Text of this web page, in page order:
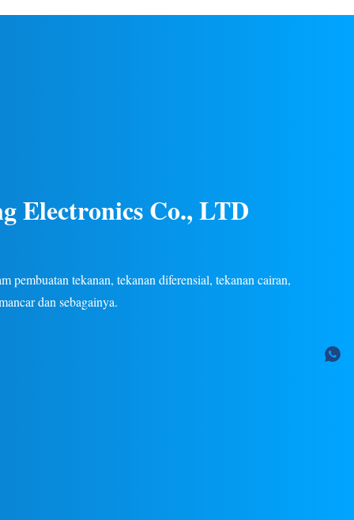
listrik.
stabil, beberapa sinyal keluaran (4-20mA, 0-
Electronics Co., LTD
pembuatan tekanan, tekanan diferensial, tekanan cairan,
dan sebagainya.